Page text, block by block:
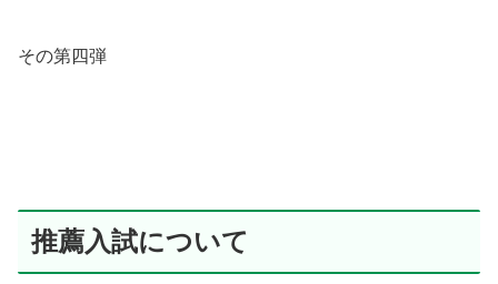
その第四弾
推薦入試について